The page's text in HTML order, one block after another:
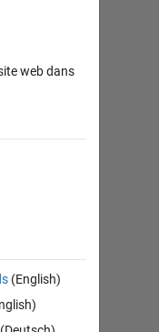
web dans
(English)